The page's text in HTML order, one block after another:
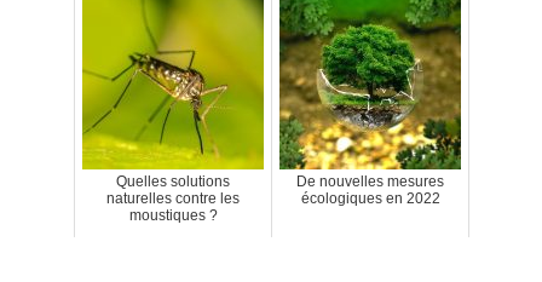
Quelles solutions
naturelles contre les
moustiques ?
De nouvelles mesures
écologiques en 2022